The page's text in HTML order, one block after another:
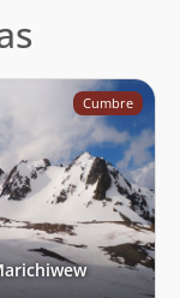
Cumbre